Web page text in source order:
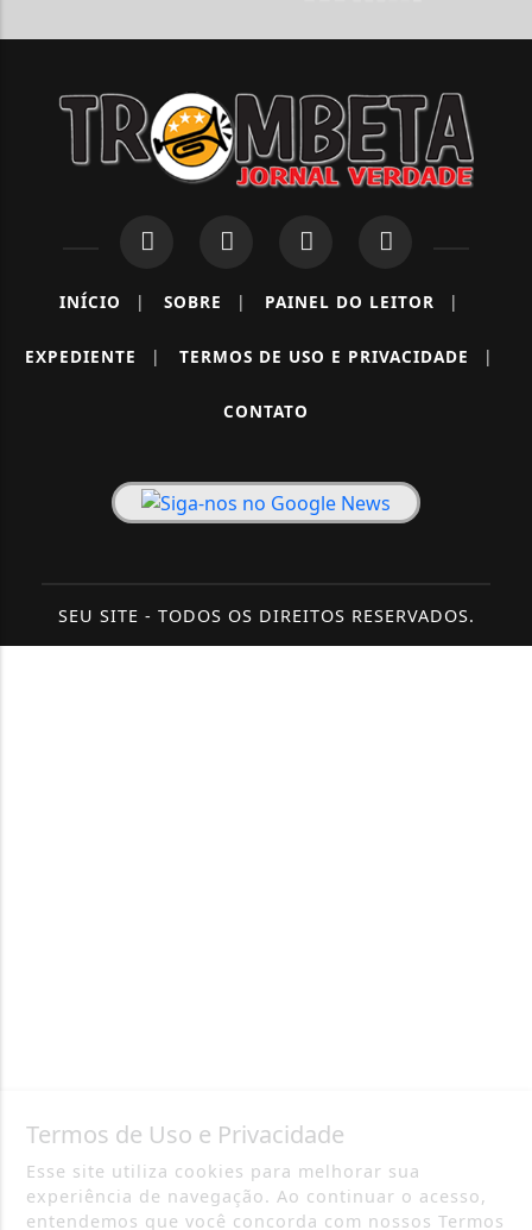
INÍCIO | SOBRE | PAINEL DO LEITOR |
EXPEDIENTE | TERMOS DE USO E PRIVACIDADE |
CONTATO
SEU SITE - TODOS OS DIREITOS RESERVADOS.
Termos de Uso e Privacidade
Esse site utiliza cookies para melhorar sua
experiência de navegação. Ao continuar o acesso,
entendemos que você concorda com nossos Termos